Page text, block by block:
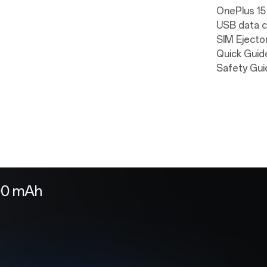
OnePlus 15
USB data
SIM
Quick
Safety
ein Team